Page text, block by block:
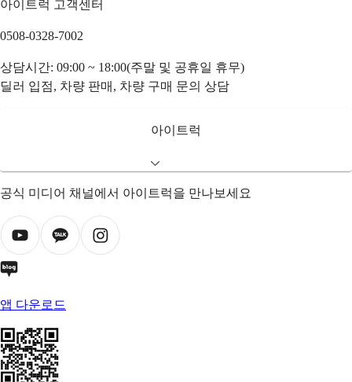
아이트럭 고객센터
0508-0328-7002
상담시간: 09:00 ~ 18:00(주말 및 공휴일 휴무)
딜러 입점, 차량 판매, 차량 구매 문의 상담
아이트럭
공식 미디어 채널에서 아이트럭을 만나보세요
앱 다운로드